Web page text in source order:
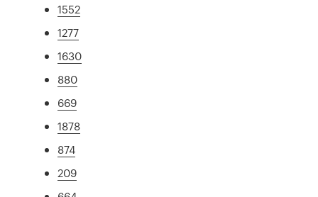
1552
1277
1630
880
669
1878
874
209